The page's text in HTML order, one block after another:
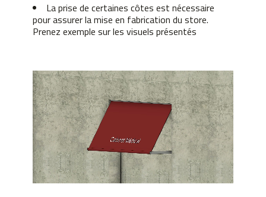
La prise de certaines côtes est nécessaire
pour assurer la mise en fabrication du store.
Prenez exemple sur les visuels présentés